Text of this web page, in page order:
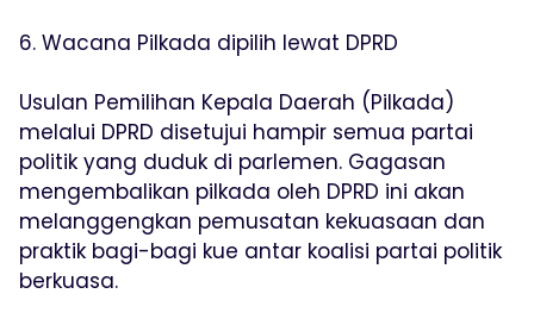
6. Wacana Pilkada dipilih lewat DPRD
Usulan Pemilihan Kepala Daerah (Pilkada)
melalui DPRD disetujui hampir semua partai
politik yang duduk di parlemen. Gagasan
mengembalikan pilkada oleh DPRD ini akan
melanggengkan pemusatan kekuasaan dan
praktik bagi-bagi kue antar koalisi partai politik
berkuasa.